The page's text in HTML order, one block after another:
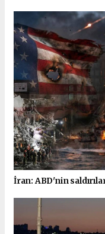
İran: ABD'nin